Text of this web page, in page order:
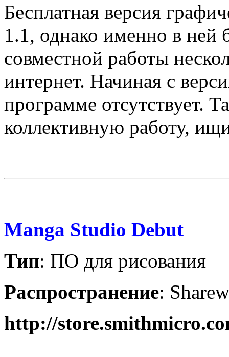
Бесплатная версия
1.1, однако именно в ней
совместной работы
интернет. Начиная с
программе отсутствует.
коллективную работу,
Manga Studio Debut
Тип: ПО для рисования
Распространение:
http://